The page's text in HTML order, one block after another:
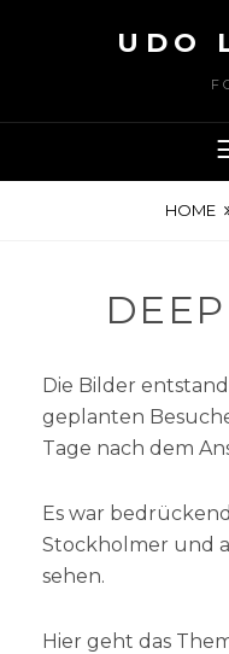
UDO
HOME
Die Bilder
geplanten
Tage nach dem
Es war
Stockholmer und
sehen.
Hier geht das